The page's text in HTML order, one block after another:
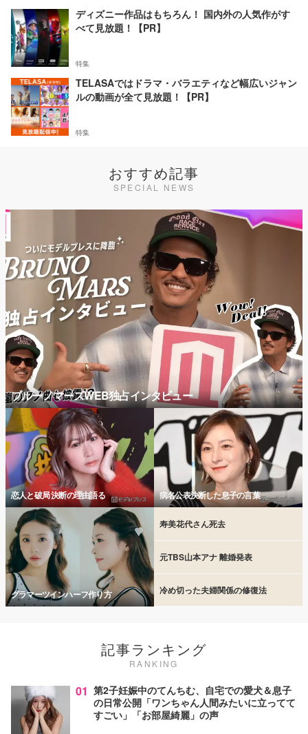
ディズニー作品はもちろん！ 国内外の人気作がす
べて見放題！【PR】
特集
TELASAではドラマ・バラエティなど幅広いジャン
ルの動画が全て見放題！【PR】
特集
おすすめ記事
SPECIAL NEWS
ブルーノマーズWEB独占インタビュー
恋人と破局 決断の理由語る 病名公表決断した息子の言葉
グラマーツインハーフ作り方
寿美花代さん死去
元TBS山本アナ 離婚発表
冷め切った夫婦関係の修復法
記事ランキング
RANKING
01 第2子妊娠中のてんちむ、自宅での愛犬＆息子
の日常公開「ワンちゃん人間みたいに立ってて
すごい」「お部屋綺麗」の声